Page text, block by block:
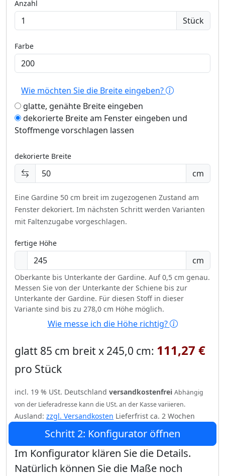
Anzahl
Stück
Farbe
Wie möchten Sie die Breite eingeben?
glatte, genähte Breite eingeben
dekorierte Breite am Fenster eingeben und
Stoffmenge vorschlagen lassen
dekorierte Breite
cm
Eine Gardine 50 cm breit im zugezogenen Zustand am
Fenster dekoriert. Im nächsten Schritt werden Varianten
mit Faltenzugabe vorgeschlagen.
fertige Höhe
cm
Oberkante bis Unterkante der Gardine. Auf 0,5 cm genau.
Messen Sie von der Unterkante der Schiene bis zur
Unterkante der Gardine. Für diesen Stoff in dieser
Variante sind bis zu 278,0 cm Höhe möglich.
Wie messe ich die Höhe richtig?
glatt 85 cm breit x 245,0 cm: 111,27 €
pro Stück
incl. 19 % USt. Deutschland versandkostenfrei Abhängig
von der Lieferadresse kann die USt. an der Kasse variieren.
Ausland: zzgl. Versandkosten Lieferfrist ca. 2 Wochen
Schritt 2: Konfigurator öffnen
Im Konfigurator klären Sie die Details.
Natürlich können Sie die Maße noch